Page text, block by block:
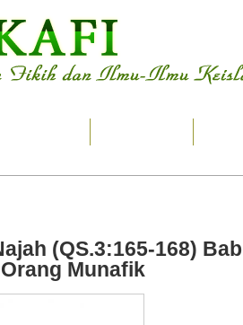
(QS.3:165-168)
Munafik